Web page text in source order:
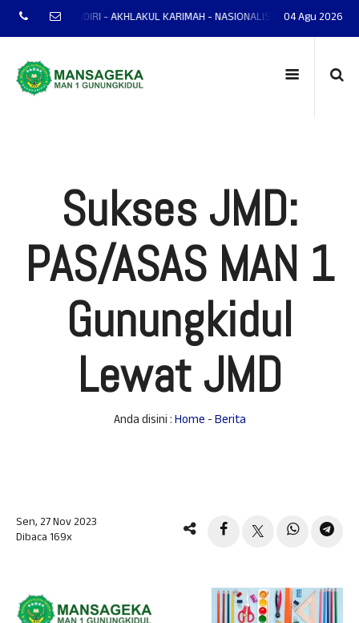
- MANDIRI - AKHLAKUL KARIMAH - NASIONALIS - TERAMPIL - ADAPTIF -
04 Agu 2026
Sukses JMD:
PAS/ASAS MAN 1
Gunungkidul
Lewat JMD
Anda disini :Home -Berita
Sen, 27 Nov 2023
Dibaca 169x